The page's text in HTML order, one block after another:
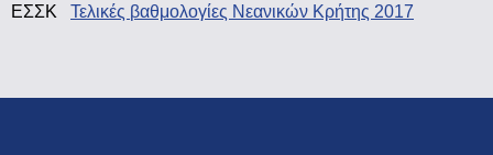
ΕΣΣΚ Τελικές βαθμολογίες Νεανικών Κρήτης 2017